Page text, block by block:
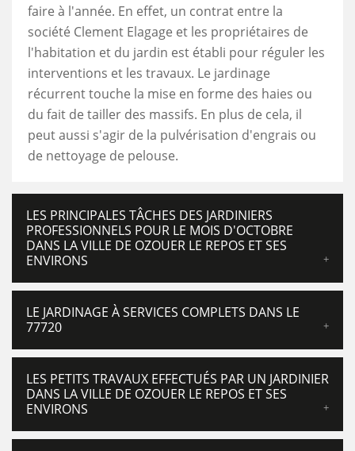
faire à l'année. En effet, un contrat entre la
société Clement Elagage et les propriétaires de
l'habitation et du jardin est établi pour réguler les
interventions et les travaux. Le jardinage
récurrent touche la mise en forme des haies ou
du fait de tailler des massifs. En plus de cela, il
peut aussi s'agir de la pulvérisation d'engrais ou
de nettoyage de pelouse.
LES PRINCIPALES TÂCHES DES JARDINIERS
PROFESSIONNELS POUR LE MOIS D'OCTOBRE
DANS LA VILLE DE OZOUER LE REPOS ET SES
ENVIRONS
LE JARDINAGE À SERVICES COMPLETS DANS LE
77720
LES PETITS TRAVAUX EFFECTUÉS PAR UN JARDINIER
DANS LA VILLE DE OZOUER LE REPOS ET SES
ENVIRONS